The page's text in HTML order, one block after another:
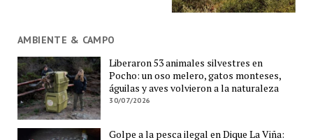
AMBIENTE & CAMPO
Liberaron 53 animales silvestres en
Pocho: un oso melero, gatos monteses,
águilas y aves volvieron a la naturaleza
30/07/2026
Golpe a la pesca ilegal en Dique La Viña: